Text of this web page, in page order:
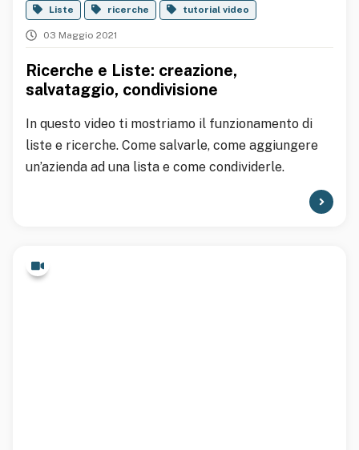
Liste ricerche tutorial video
03 Maggio 2021
Ricerche e Liste: creazione,
salvataggio, condivisione
In questo video ti mostriamo il funzionamento di
liste e ricerche. Come salvarle, come aggiungere
un’azienda ad una lista e come condividerle.